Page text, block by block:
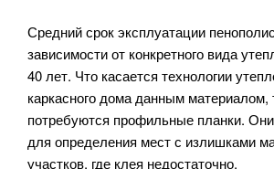
Средний срок эксплуатации
зависимости от конкретного вида
40 лет. Что касается технологии
каркасного дома данным
потребуются профильные планки.
для определения мест с излишками
участков, где клея недостаточно.